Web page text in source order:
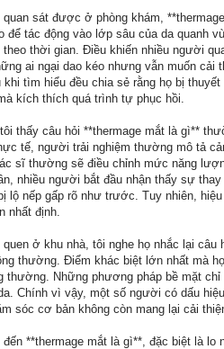
sát được ở phòng khám,
tác động vào lớp sâu của da quanh
thời gian. Điều khiến nhiều người
ai ngại dao kéo nhưng vẫn muốn cải
tìm hiểu đều chia sẻ rằng họ bị
kích thích quá trình tự phục hồi.
thấy câu hỏi **thermage mắt là gì**
tế, người trải nghiệm thường mô tả
sĩ thường sẽ điều chỉnh mức năng
nhiều người bắt đầu nhận thấy sự
lộ nếp gấp rõ như trước. Tuy nhiên,
nhất định.
ở khu nhà, tôi nghe họ nhắc lại
thường. Điểm khác biệt lớn nhất mà
Những phương pháp bề mặt chỉ
Chính vì vậy, một số người có dấu
sóc cơ bản không còn mang lại cải
**thermage mắt là gì**, đặc biệt là